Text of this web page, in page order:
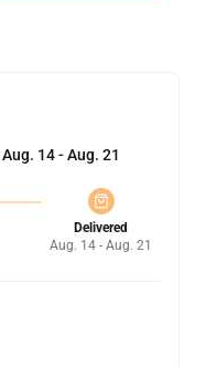
Aug. 14 - Aug. 21
Delivered
Aug. 14 - Aug. 21